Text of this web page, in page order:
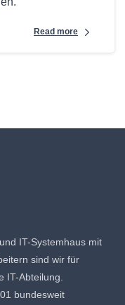
Read more
IT-Systemhaus mit
sind wir für
IT-Abteilung.
bundesweit